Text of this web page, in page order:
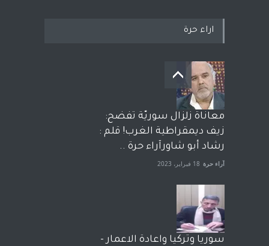
اراء حرة
معاناة زلزال سوريّة تفضح:
زيف ديمقراطية الغرب! قلم :
رشاد أبو شاورآراء حرة ..
آراء حرة 18 فبراير، 2023
سوريا وتركيا واعادة الاعمار -